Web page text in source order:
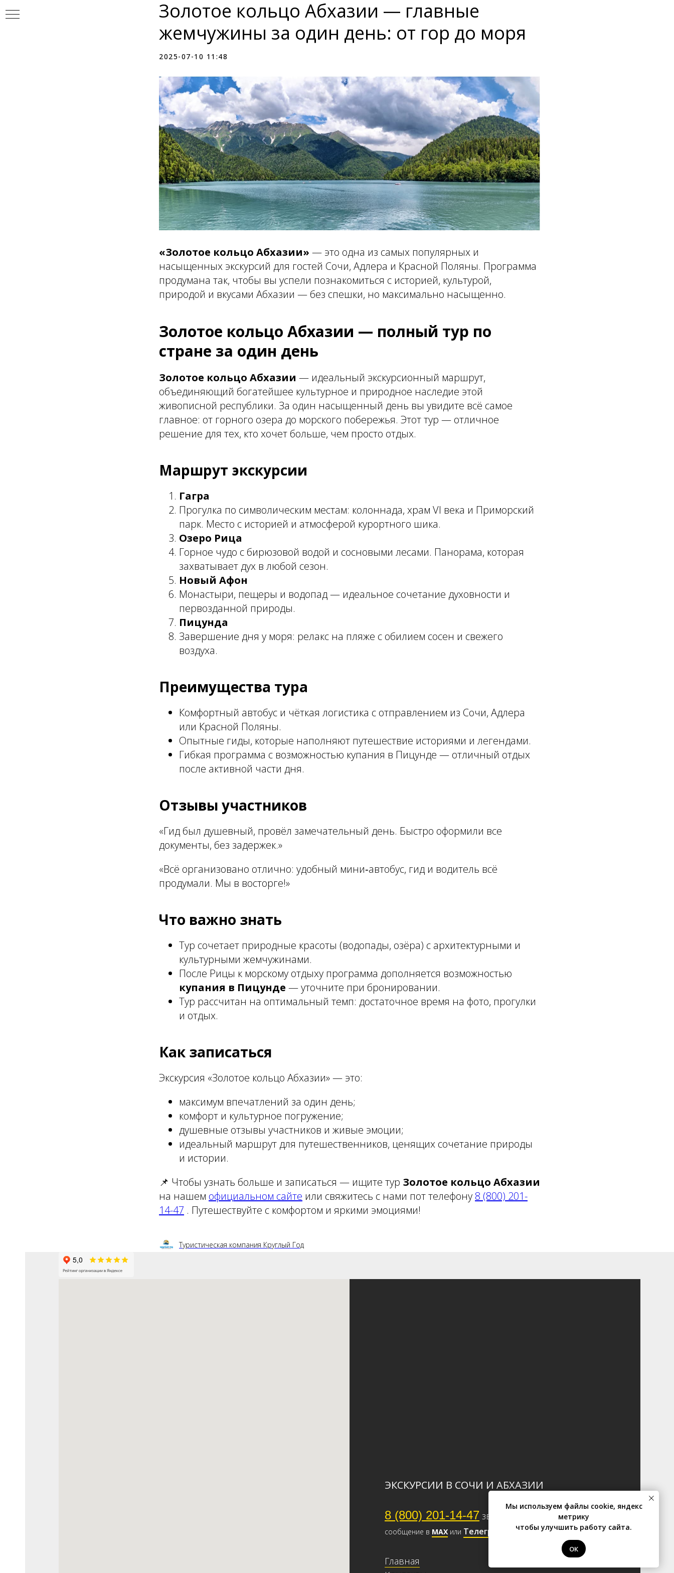
Золотое кольцо Абхазии — главные
жемчужины за один день: от гор до моря
2025-07-10 11:48
«Золотое кольцо Абхазии» — это одна из самых популярных и
насыщенных экскурсий для гостей Сочи, Адлера и Красной Поляны. Программа
продумана так, чтобы вы успели познакомиться с историей, культурой,
природой и вкусами Абхазии — без спешки, но максимально насыщенно.
Золотое кольцо Абхазии — полный тур по
стране за один день
Золотое кольцо Абхазии — идеальный экскурсионный маршрут,
объединяющий богатейшее культурное и природное наследие этой
живописной республики. За один насыщенный день вы увидите всё самое
главное: от горного озера до морского побережья. Этот тур — отличное
решение для тех, кто хочет больше, чем просто отдых.
Маршрут экскурсии
Гагра
Прогулка по символическим местам: колоннада, храм VI века и Приморский
парк. Место с историей и атмосферой курортного шика.
Озеро Рица
Горное чудо с бирюзовой водой и сосновыми лесами. Панорама, которая
захватывает дух в любой сезон.
Новый Афон
Монастыри, пещеры и водопад — идеальное сочетание духовности и
первозданной природы.
Пицунда
Завершение дня у моря: релакс на пляже с обилием сосен и свежего
воздуха.
Преимущества тура
Комфортный автобус и чёткая логистика с отправлением из Сочи, Адлера
или Красной Поляны.
Опытные гиды, которые наполняют путешествие историями и легендами.
Гибкая программа с возможностью купания в Пицунде — отличный отдых
после активной части дня.
Отзывы участников
«Гид был душевный, провёл замечательный день. Быстро оформили все
документы, без задержек.»
«Всё организовано отлично: удобный мини‑автобус, гид и водитель всё
продумали. Мы в восторге!»
Что важно знать
Тур сочетает природные красоты (водопады, озёра) с архитектурными и
культурными жемчужинами.
После Рицы к морскому отдыху программа дополняется возможностью
купания в Пицунде — уточните при бронировании.
Тур рассчитан на оптимальный темп: достаточное время на фото, прогулки
и отдых.
Как записаться
Экскурсия «Золотое кольцо Абхазии» — это:
максимум впечатлений за один день;
комфорт и культурное погружение;
душевные отзывы участников и живые эмоции;
идеальный маршрут для путешественников, ценящих сочетание природы
и истории.
📌 Чтобы узнать больше и записаться — ищите тур Золотое кольцо Абхазии
на нашем официальном сайте или свяжитесь с нами пот телефону 8 (800) 201-
14-47 . Путешествуйте с комфортом и яркими эмоциями!
Туристическая компания Круглый Год
ЭКСКУРСИИ В СОЧИ И АБХАЗИИ
8 (800) 201-14-47 звонок бесплатный✆
сообщение в МАХ или Телеграм
Главная
Мы используем файлы cookie, яндекс
метрику
чтобы улучшить работу сайта.
ОК